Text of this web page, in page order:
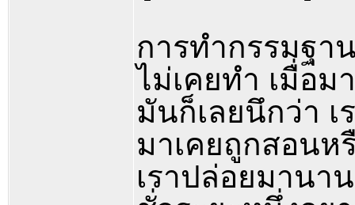
การทำกรรมฐา
ไม่เคยทำ เมื่อ
มันก็เลยนึกว่า เ
มาเคยถูกสอนห
เราปล่อยมานา